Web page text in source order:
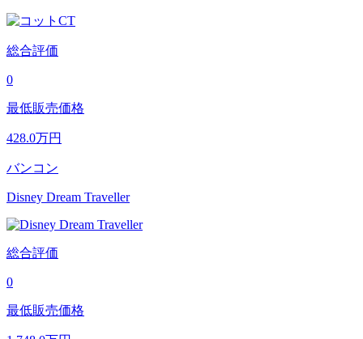
総合評価
0
最低販売価格
428.0万円
バンコン
Disney Dream Traveller
総合評価
0
最低販売価格